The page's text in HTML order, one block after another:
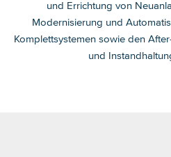
und Errichtung von
Modernisierung und
Komplettsystemen sowie den
und